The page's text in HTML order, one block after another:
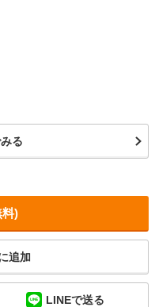
る
料)
追加
LINEで送る